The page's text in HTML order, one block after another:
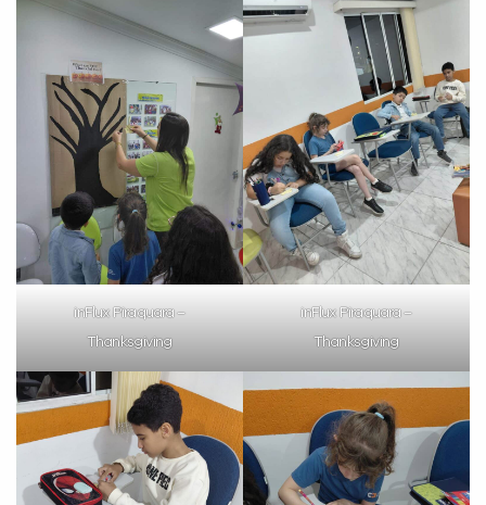
inFlux Piraquara –
Thanksgiving
inFlux Piraquara –
Thanksgiving